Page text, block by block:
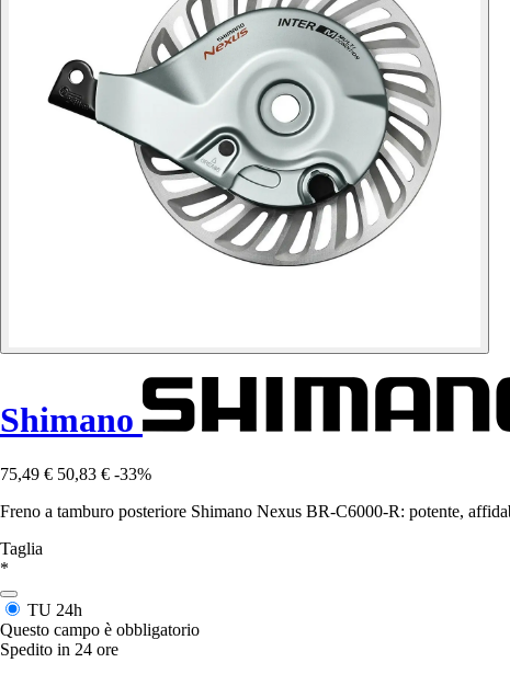
Shimano
75,49 € 50,83 € -33%
Freno a tamburo posteriore Shimano Nexus BR-C6000-R: potente,
Taglia
*
TU 24h
Questo campo è obbligatorio
Spedito in 24 ore